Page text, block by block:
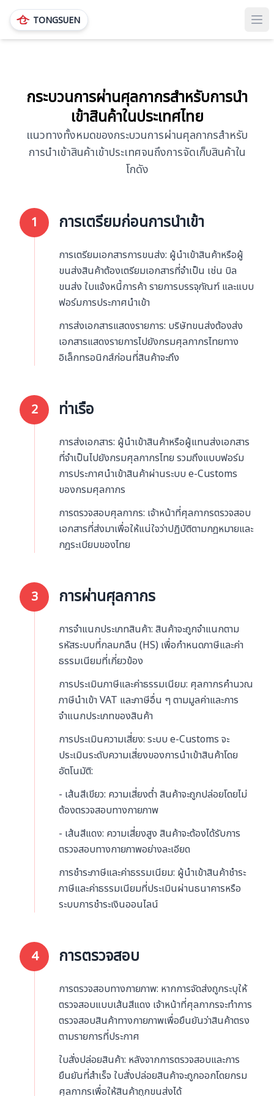
TONGSUEN
กระบวนการผ่านศุลกากรสำหรับการนำ
เข้าสินค้าในประเทศไทย
แนวทางทั้งหมดของกระบวนการผ่านศุลกากรสำหรับ
การนำเข้าสินค้าเข้าประเทศจนถึงการจัดเก็บสินค้าใน
โกดัง
1 การเตรียมก่อนการนำเข้า
การเตรียมเอกสารการขนส่ง: ผู้นำเข้าสินค้าหรือผู้
ขนส่งสินค้าต้องเตรียมเอกสารที่จำเป็น เช่น บิล
ขนส่ง ใบแจ้งหนี้การค้า รายการบรรจุภัณฑ์ และแบบ
ฟอร์มการประกาศนำเข้า
การส่งเอกสารแสดงรายการ: บริษัทขนส่งต้องส่ง
เอกสารแสดงรายการไปยังกรมศุลกากรไทยทาง
อิเล็กทรอนิกส์ก่อนที่สินค้าจะถึง
2 ท่าเรือ
การส่งเอกสาร: ผู้นำเข้าสินค้าหรือผู้แทนส่งเอกสาร
ที่จำเป็นไปยังกรมศุลกากรไทย รวมถึงแบบฟอร์ม
การประกาศนำเข้าสินค้าผ่านระบบ e-Customs
ของกรมศุลกากร
การตรวจสอบศุลกากร: เจ้าหน้าที่ศุลกากรตรวจสอบ
เอกสารที่ส่งมาเพื่อให้แน่ใจว่าปฏิบัติตามกฎหมายและ
กฎระเบียบของไทย
3 การผ่านศุลกากร
การจำแนกประเภทสินค้า: สินค้าจะถูกจำแนกตาม
รหัสระบบที่กลมกลืน (HS) เพื่อกำหนดภาษีและค่า
ธรรมเนียมที่เกี่ยวข้อง
การประเมินภาษีและค่าธรรมเนียม: ศุลกากรคำนวณ
ภาษีนำเข้า VAT และภาษีอื่น ๆ ตามมูลค่าและการ
จำแนกประเภทของสินค้า
การประเมินความเสี่ยง: ระบบ e-Customs จะ
ประเมินระดับความเสี่ยงของการนำเข้าสินค้าโดย
อัตโนมัติ:
- เส้นสีเขียว: ความเสี่ยงต่ำ สินค้าจะถูกปล่อยโดยไม่
ต้องตรวจสอบทางกายภาพ
- เส้นสีแดง: ความเสี่ยงสูง สินค้าจะต้องได้รับการ
ตรวจสอบทางกายภาพอย่างละเอียด
การชำระภาษีและค่าธรรมเนียม: ผู้นำเข้าสินค้าชำระ
ภาษีและค่าธรรมเนียมที่ประเมินผ่านธนาคารหรือ
ระบบการชำระเงินออนไลน์
4 การตรวจสอบ
การตรวจสอบทางกายภาพ: หากการจัดส่งถูกระบุให้
ตรวจสอบแบบเส้นสีแดง เจ้าหน้าที่ศุลกากรจะทำการ
ตรวจสอบสินค้าทางกายภาพเพื่อยืนยันว่าสินค้าตรง
ตามรายการที่ประกาศ
ใบสั่งปล่อยสินค้า: หลังจากการตรวจสอบและการ
ยืนยันที่สำเร็จ ใบสั่งปล่อยสินค้าจะถูกออกโดยกรม
ศุลกากรเพื่อให้สินค้าถูกขนส่งได้